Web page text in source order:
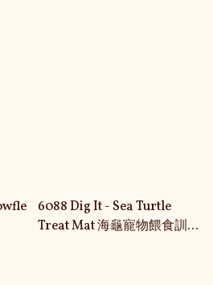
6088 Dig It - Sea Turtle
Treat Mat 海龜寵物餵食訓練